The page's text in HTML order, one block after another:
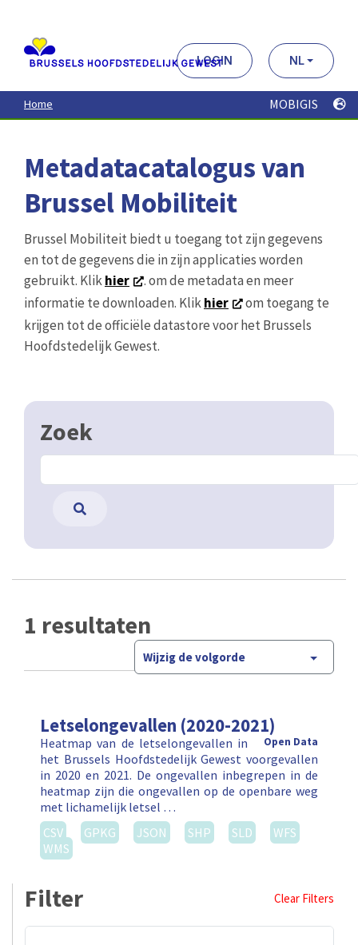
contenu
principal
LOGIN NL
Home MOBIGIS
Metadatacatalogus van
Brussel Mobiliteit
Brussel Mobiliteit biedt u toegang tot zijn gegevens
en tot de gegevens die in zijn applicaties worden
gebruikt. Klikhier
. om de metadata en meer
informatie te downloaden. Klikhier
om toegang te
krijgen tot de officiële datastore voor het Brussels
Hoofdstedelijk Gewest.
Zoek
1 resultaten
Wijzig de volgorde
Letselongevallen (2020-2021)
Open Data
Heatmap van de letselongevallen in
het Brussels Hoofdstedelijk Gewest voorgevallen
in 2020 en 2021. De ongevallen inbegrepen in de
heatmap zijn die ongevallen op de openbare weg
met lichamelijk letsel …
CSV
GPKG JSON SHP SLD
WFS
WMS
Filter Clear Filters